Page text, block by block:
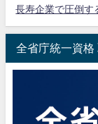
長寿企業で圧倒す
全省庁統一資格